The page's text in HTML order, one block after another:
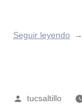
Seguir leyendo
tucsaltillo